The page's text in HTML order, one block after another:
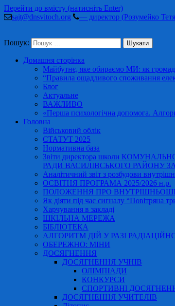
Перейти до вмісту (натисніть Enter)
sajt@dnsvitoch.org
— директор (Розумейко
Пошук:
Домашня сторінка
Майбутнє, яке обираємо МИ: як
“Правила ощадливого споживання
Блог
Актуальне
ВАЖЛИВО
«Перша психологічна допомога.
Головна
Військовий облік
СТАТУТ 2025
Нормативна база
Звіти директора школи
РАДИ ВАСИЛІВСЬКОГО РАЙОНУ
Аналітичний звіт з розбудови
ОСВІТНЯ ПРОГРАМА 2025/2026 н.р.
ПОЛОЖЕННЯ ПРО
Як діяти під час сигналу “Повітряна
Харчування в закладі
ШКІЛЬНА МЕРЕЖА
БІБЛІОТЕКА
АЛГОРИТМ ДІЙ У РАЗІ
ОБЕРЕЖНО: МІНИ
ДОСЯГНЕННЯ
ДОСЯГНЕННЯ УЧНІВ
ОЛІМПІАДИ
КОНКУРСИ
СПОРТИВНІ
ДОСЯГНЕННЯ УЧИТЕЛІВ